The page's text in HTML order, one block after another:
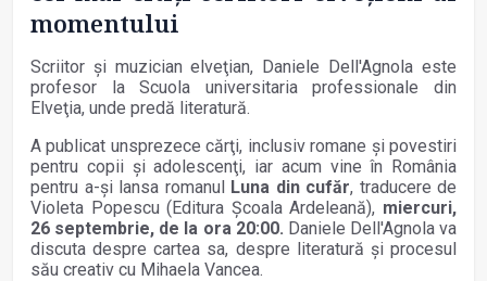
momentului
Scriitor şi muzician elveţian, Daniele Dell'Agnola este
profesor la Scuola universitaria professionale din
Elveţia, unde predă literatură.
A publicat unsprezece cărţi, inclusiv romane şi povestiri
pentru copii şi adolescenţi, iar acum vine în România
pentru a-şi lansa romanul Luna din cufăr, traducere de
Violeta Popescu (Editura Şcoala Ardeleană), miercuri,
26 septembrie, de la ora 20:00. Daniele Dell'Agnola va
discuta despre cartea sa, despre literatură şi procesul
său creativ cu Mihaela Vancea.